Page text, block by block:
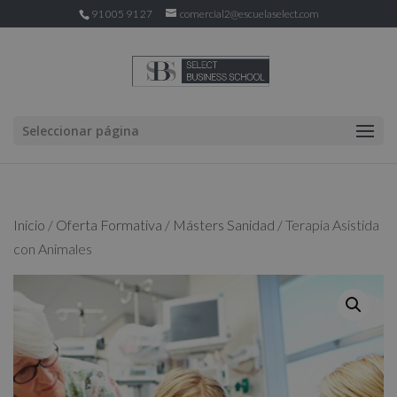
91 005 91 27 comercial2@escuelaselect.com
Seleccionar página
Inicio / Oferta Formativa / Másters Sanidad / Terapia Asistida
con Animales